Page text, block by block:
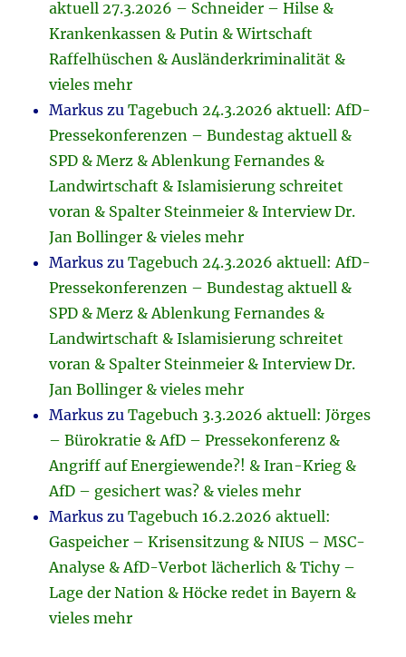
aktuell 27.3.2026 – Schneider – Hilse &
Krankenkassen & Putin & Wirtschaft
Raffelhüschen & Ausländerkriminalität &
vieles mehr
Markus zuTagebuch 24.3.2026 aktuell: AfD-
Pressekonferenzen – Bundestag aktuell &
SPD & Merz & Ablenkung Fernandes &
Landwirtschaft & Islamisierung schreitet
voran & Spalter Steinmeier & Interview Dr.
Jan Bollinger & vieles mehr
Markus zuTagebuch 24.3.2026 aktuell: AfD-
Pressekonferenzen – Bundestag aktuell &
SPD & Merz & Ablenkung Fernandes &
Landwirtschaft & Islamisierung schreitet
voran & Spalter Steinmeier & Interview Dr.
Jan Bollinger & vieles mehr
Markus zuTagebuch 3.3.2026 aktuell: Jörges
– Bürokratie & AfD – Pressekonferenz &
Angriff auf Energiewende?! & Iran-Krieg &
AfD – gesichert was? & vieles mehr
Markus zuTagebuch 16.2.2026 aktuell:
Gaspeicher – Krisensitzung & NIUS – MSC-
Analyse & AfD-Verbot lächerlich & Tichy –
Lage der Nation & Höcke redet in Bayern &
vieles mehr